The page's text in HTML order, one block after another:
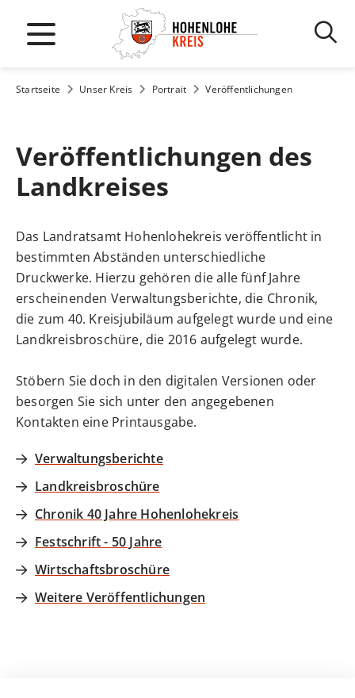
Startseite Unser Kreis Portrait Veröffentlichungen
Veröffentlichungen des
Landkreises
Das Landratsamt Hohenlohekreis veröffentlicht in
bestimmten Abständen unterschiedliche
Druckwerke. Hierzu gehören die alle fünf Jahre
erscheinenden Verwaltungsberichte, die Chronik,
die zum 40. Kreisjubiläum aufgelegt wurde und eine
Landkreisbroschüre, die 2016 aufgelegt wurde.
Stöbern Sie doch in den digitalen Versionen oder
besorgen Sie sich unter den angegebenen
Kontakten eine Printausgabe.
Verwaltungsberichte
Landkreisbroschüre
Chronik 40 Jahre Hohenlohekreis
Festschrift - 50 Jahre
Wirtschaftsbroschüre
Weitere Veröffentlichungen